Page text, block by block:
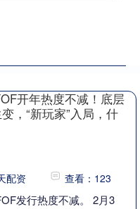
开年热度不减！底层
，“新玩家”入局，什
配资 查看：123
发行热度不减。 2月3